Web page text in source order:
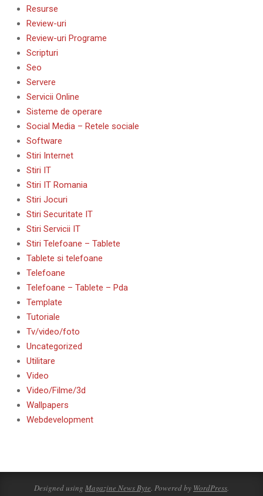
Resurse
Review-uri
Review-uri Programe
Scripturi
Seo
Servere
Servicii Online
Sisteme de operare
Social Media – Retele sociale
Software
Stiri Internet
Stiri IT
Stiri IT Romania
Stiri Jocuri
Stiri Securitate IT
Stiri Servicii IT
Stiri Telefoane – Tablete
Tablete si telefoane
Telefoane
Telefoane – Tablete – Pda
Template
Tutoriale
Tv/video/foto
Uncategorized
Utilitare
Video
Video/Filme/3d
Wallpapers
Webdevelopment
Designed using Magazine News Byte. Powered by WordPress.